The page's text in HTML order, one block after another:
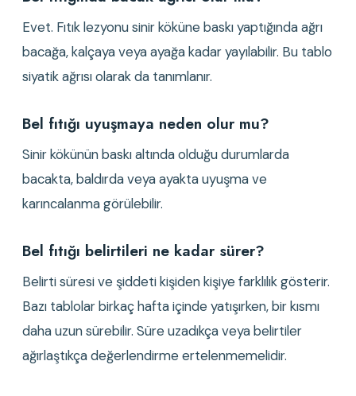
Evet. Fıtık lezyonu sinir köküne baskı yaptığında ağrı
bacağa, kalçaya veya ayağa kadar yayılabilir. Bu tablo
siyatik ağrısı olarak da tanımlanır.
Bel fıtığı uyuşmaya neden olur mu?
Sinir kökünün baskı altında olduğu durumlarda
bacakta, baldırda veya ayakta uyuşma ve
karıncalanma görülebilir.
Bel fıtığı belirtileri ne kadar sürer?
Belirti süresi ve şiddeti kişiden kişiye farklılık gösterir.
Bazı tablolar birkaç hafta içinde yatışırken, bir kısmı
daha uzun sürebilir. Süre uzadıkça veya belirtiler
ağırlaştıkça değerlendirme ertelenmemelidir.